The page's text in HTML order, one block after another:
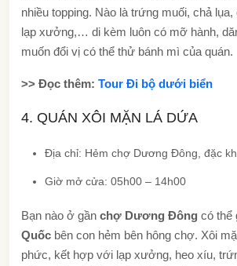
nhiều topping. Nào là trứng muối, chả lụa,
lạp xưởng,… di kèm luôn có mỡ hành,
muốn đổi vị có thể thử bánh mì của quán.
>> Đọc thêm: Tour Đi bộ dưới biển
4. QUÁN XÔI MẶN LÁ DỨA
Địa chỉ: Hẻm chợ Dương Đông, đặc
Giờ mở cửa: 05h00 – 14h00
Bạn nào ở gần chợ Dương Đông có thể
Quốc bên con hẻm bên hông chợ. Xôi
phức, kết hợp với lạp xưởng, heo xíu,